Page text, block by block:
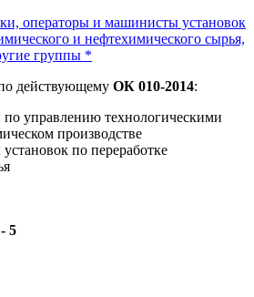
операторы и машинисты установок
и нефтехимического сырья,
группы *
действующему ОК 010-2014:
управлению технологическими
производстве
по переработке
5